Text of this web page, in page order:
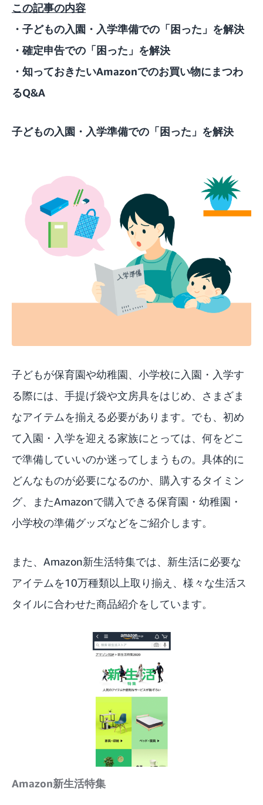
この記事の内容
・子どもの入園・入学準備での「困った」を解決
・確定申告での「困った」を解決
・知っておきたいAmazonでのお買い物にまつわ
るQ&A
子どもの入園・入学準備での「困った」を解決
子どもが保育園や幼稚園、小学校に入園・入学す
る際には、手提げ袋や文房具をはじめ、さまざま
なアイテムを揃える必要があります。でも、初め
て入園・入学を迎える家族にとっては、何をどこ
で準備していいのか迷ってしまうもの。具体的に
どんなものが必要になるのか、購入するタイミン
グ、またAmazonで購入できる保育園・幼稚園・
小学校の準備グッズなどをご紹介します。
また、 Amazon新生活特集では、新生活に必要な
アイテムを10万種類以上取り揃え、様々な生活ス
タイルに合わせた商品紹介をしています。
Amazon新生活特集